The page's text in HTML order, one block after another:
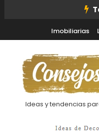
Imobiliarias
Ideas y tendencias